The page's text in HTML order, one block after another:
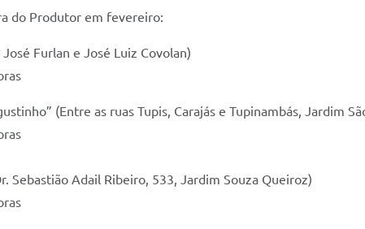
do Produtor em fevereiro:
Furlan e José Luiz Covolan)
(Entre as ruas Tupis, Carajás e Tupinambás, Jardim
Sebastião Adail Ribeiro, 533, Jardim Souza Queiroz)